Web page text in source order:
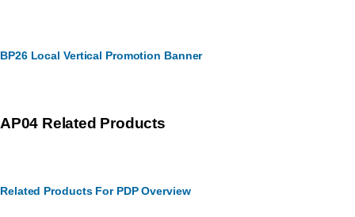
BP26 Local Vertical Promotion Banner
AP04 Related Products
Related Products For PDP Overview